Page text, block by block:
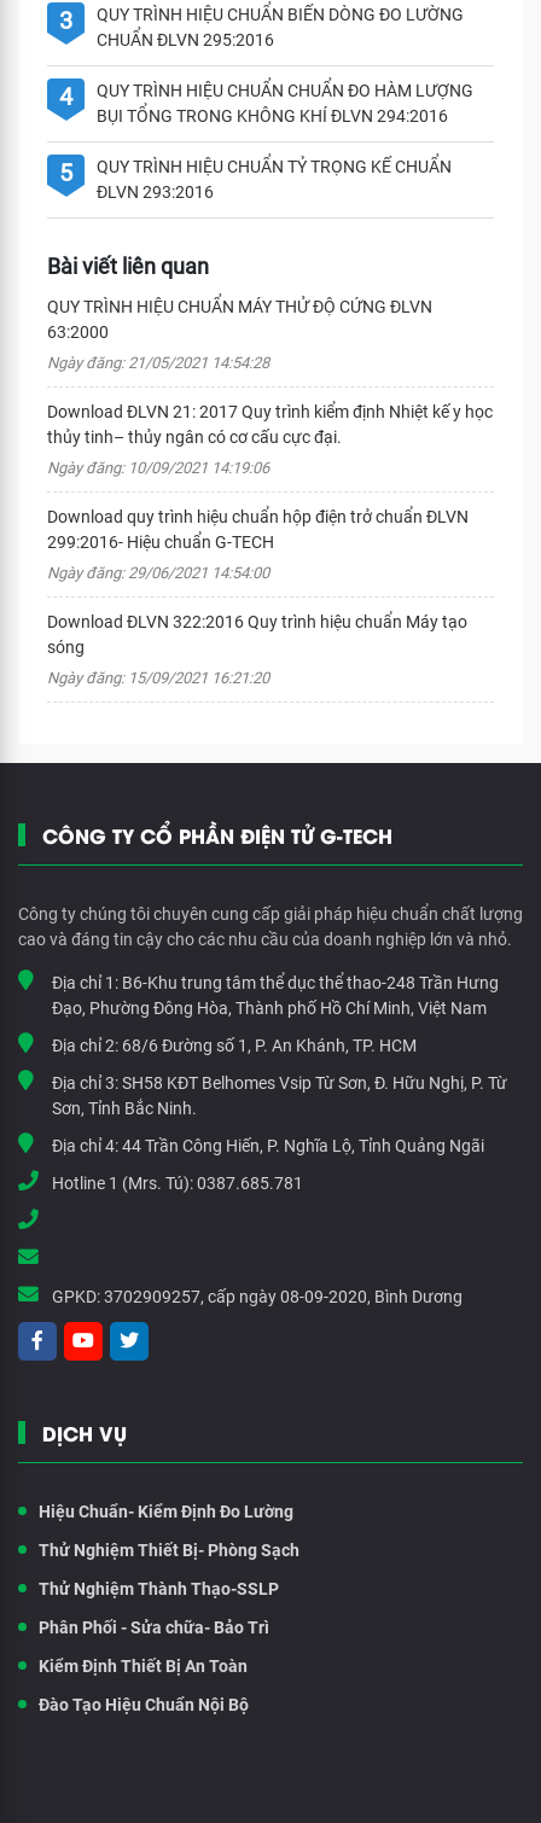
3
QUY TRÌNH HIỆU CHUẨN BIẾN DÒNG ĐO LƯỜNG
CHUẨN ĐLVN 295:2016
4
QUY TRÌNH HIỆU CHUẨN CHUẨN ĐO HÀM LƯỢNG
BỤI TỔNG TRONG KHÔNG KHÍ ĐLVN 294:2016
5
QUY TRÌNH HIỆU CHUẨN TỶ TRỌNG KẾ CHUẨN
ĐLVN 293:2016
Bài viết liên quan
QUY TRÌNH HIỆU CHUẨN MÁY THỬ ĐỘ CỨNG ĐLVN
63:2000
Ngày đăng: 21/05/2021 14:54:28
Download ĐLVN 21: 2017 Quy trình kiểm định Nhiệt kế y học
thủy tinh– thủy ngân có cơ cấu cực đại.
Ngày đăng: 10/09/2021 14:19:06
Download quy trình hiệu chuẩn hộp điện trở chuẩn ĐLVN
299:2016- Hiệu chuẩn G-TECH
Ngày đăng: 29/06/2021 14:54:00
Download ĐLVN 322:2016 Quy trình hiệu chuẩn Máy tạo
sóng
Ngày đăng: 15/09/2021 16:21:20
CÔNG TY CỔ PHẦN ĐIỆN TỬ G-TECH
Công ty chúng tôi chuyên cung cấp giải pháp hiệu chuẩn chất lượng
cao và đáng tin cậy cho các nhu cầu của doanh nghiệp lớn và nhỏ.
Địa chỉ 1: B6-Khu trung tâm thể dục thể thao-248 Trần Hưng
Đạo, Phường Đông Hòa, Thành phố Hồ Chí Minh, Việt Nam
Địa chỉ 2: 68/6 Đường số 1, P. An Khánh, TP. HCM
Địa chỉ 3:SH58 KĐT Belhomes Vsip Từ Sơn, Đ. Hữu Nghị, P. Từ
Sơn, Tỉnh Bắc Ninh.
Địa chỉ 4:44 Trần Công Hiến, P. Nghĩa Lộ, Tỉnh Quảng Ngãi
Hotline 1 (Mrs. Tú):0387.685.781
GPKD:3702909257, cấp ngày 08-09-2020, Bình Dương
DỊCH VỤ
Hiệu Chuẩn- Kiểm Định Đo Lường
Thử Nghiệm Thiết Bị- Phòng Sạch
Thử Nghiệm Thành Thạo-SSLP
Phân Phối - Sửa chữa- Bảo Trì
Kiểm Định Thiết Bị An Toàn
Đào Tạo Hiệu Chuẩn Nội Bộ